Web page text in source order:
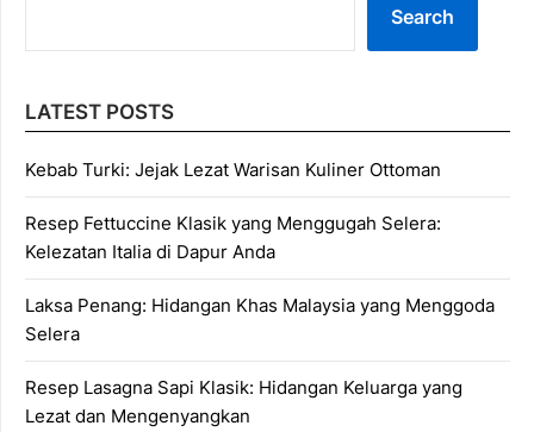
Search
LATEST POSTS
Kebab Turki: Jejak Lezat Warisan Kuliner Ottoman
Resep Fettuccine Klasik yang Menggugah Selera:
Kelezatan Italia di Dapur Anda
Laksa Penang: Hidangan Khas Malaysia yang Menggoda
Selera
Resep Lasagna Sapi Klasik: Hidangan Keluarga yang
Lezat dan Mengenyangkan